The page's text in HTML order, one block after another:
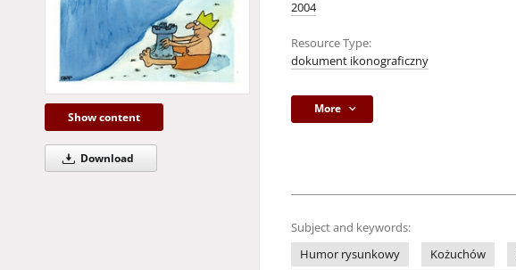
Show content
Download
2004
Resource Type:
dokument ikonograficzny
More
Subject and keywords:
Humor rysunkowy
Kożuchów